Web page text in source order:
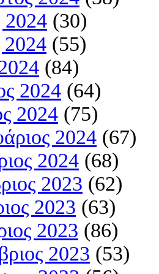
2024 (30)
2024 (55)
(84)
2024 (64)
2024 (75)
2024 (67)
2024 (68)
2023 (62)
2023 (63)
2023 (86)
2023 (53)